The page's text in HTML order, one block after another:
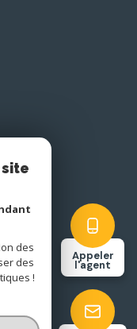
Appeler
l'agent
des
des
!